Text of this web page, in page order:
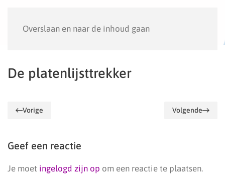
Overslaan en naar de inhoud gaan
De platenlijsttrekker
Vorige Volgende
Geef een reactie
Je moet ingelogd zijn op om een reactie te plaatsen.